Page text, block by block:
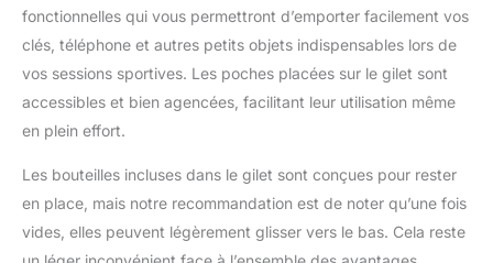
fonctionnelles qui vous permettront d’emporter facilement vos
clés, téléphone et autres petits objets indispensables lors de
vos sessions sportives. Les poches placées sur le gilet sont
accessibles et bien agencées, facilitant leur utilisation même
en plein effort.
Les bouteilles incluses dans le gilet sont conçues pour rester
en place, mais notre recommandation est de noter qu’une fois
vides, elles peuvent légèrement glisser vers le bas. Cela reste